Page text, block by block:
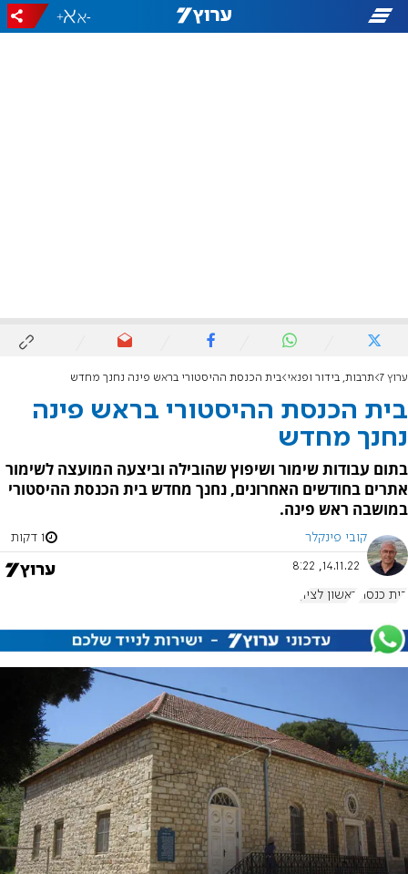
-
+
ערוץ 7 תרבות, בידור ופנאי בית הכנסת ההיסטורי בראש פינה נחנך מחדש
בית הכנסת ההיסטורי בראש פינה
נחנך מחדש
בתום עבודות שימור ושיפוץ שהובילה וביצעה המועצה לשימור
אתרים בחודשים האחרונים, נחנך מחדש בית הכנסת ההיסטורי
במושבה ראש פינה.
קובי פינקלר 1 דקות
14.11.22, 8:22
בית כנסת ראשון לציון